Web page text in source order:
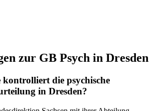
zur GB Psych in Dresden
kontrolliert die psychische
in Dresden?